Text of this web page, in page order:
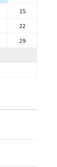
15
22
29